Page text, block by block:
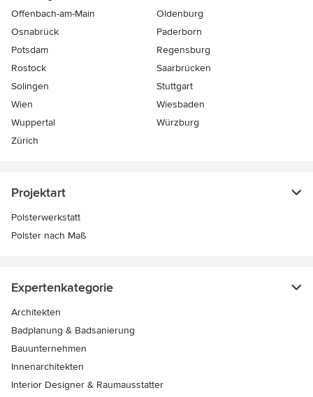
Offenbach-am-Main
Oldenburg
Osnabrück
Paderborn
Potsdam
Regensburg
Rostock
Saarbrücken
Solingen
Stuttgart
Wien
Wiesbaden
Wuppertal
Würzburg
Zürich
Projektart
Polsterwerkstatt
Polster nach Maß
Expertenkategorie
Architekten
Badplanung & Badsanierung
Bauunternehmen
Innenarchitekten
Interior Designer & Raumausstatter